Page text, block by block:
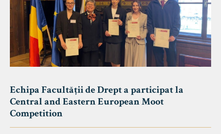
Echipa Facultății de Drept a participat la
Central and Eastern European Moot
Competition